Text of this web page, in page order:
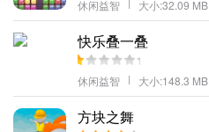
休闲益智 大小:32.09 MB
快乐叠一叠
休闲益智 大小:148.3 MB
方块之舞